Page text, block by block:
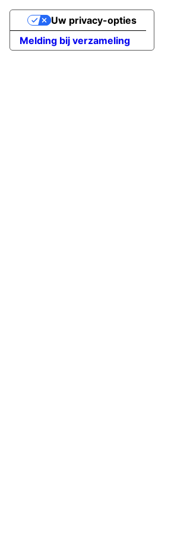
Melding bij verzameling
Uw privacy-opties